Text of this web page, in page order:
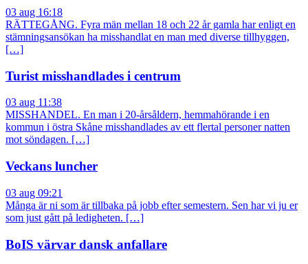
03 aug 16:18
RÄTTEGÅNG. Fyra män mellan 18 och 22 år gamla har enligt en
stämningsansökan ha misshandlat en man med diverse tillhyggen,
[…]
Turist misshandlades i centrum
03 aug 11:38
MISSHANDEL. En man i 20-årsåldern, hemmahörande i en
kommun i östra Skåne misshandlades av ett flertal personer natten
mot söndagen. […]
Veckans luncher
03 aug 09:21
Många är ni som är tillbaka på jobb efter semestern. Sen har vi ju er
som just gått på ledigheten. […]
BoIS värvar dansk anfallare